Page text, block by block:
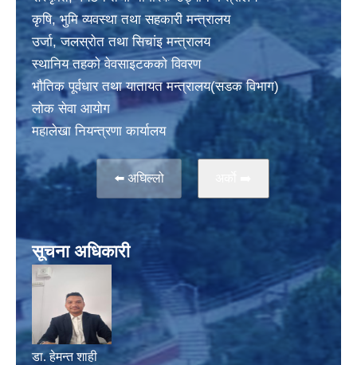
कृषि, भुमि व्यवस्था तथा सहकारी मन्त्रालय
उर्जा, जलस्राेत तथा सिचांइ मन्त्रालय
स्थानिय तहकाे वेवसाइटककाे विवरण
भाैतिक पूर्वधार तथा यातायत मन्त्रालय(सडक विभाग)
लाेक सेवा आयोग
महालेखा नियन्त्रणा कार्यालय
⬅️ अघिल्लो
सूचना अधिकारी
डा. हेमन्त शाही